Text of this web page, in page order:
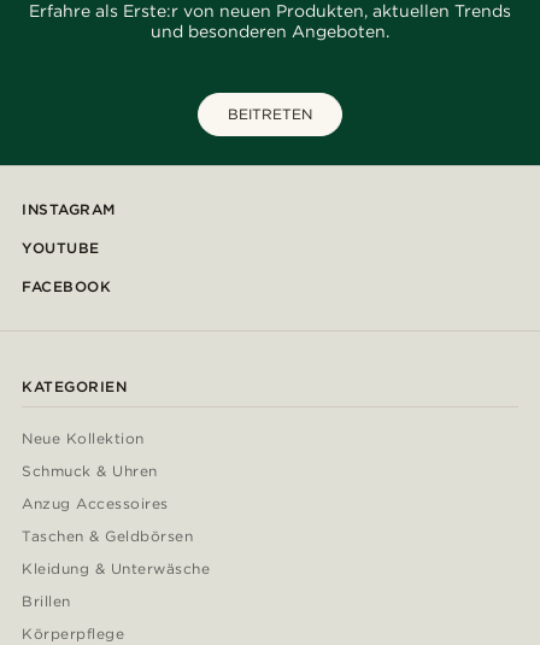
Erfahre als Erste:r von neuen Produkten, aktuellen Trends
und besonderen Angeboten.
BEITRETEN
INSTAGRAM
YOUTUBE
FACEBOOK
KATEGORIEN
Neue Kollektion
Schmuck & Uhren
Anzug Accessoires
Taschen & Geldbörsen
Kleidung & Unterwäsche
Brillen
Körperpflege